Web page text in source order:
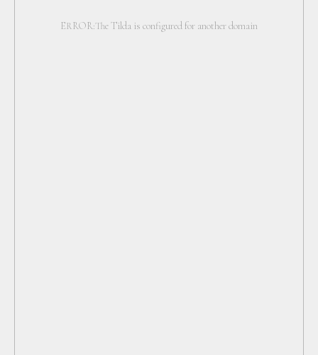
ERROR:The Tilda is configured for another domain